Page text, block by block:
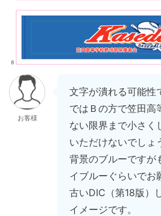
お客様
文字が潰れる可能性
ではＢの方で笠田高
ない限界まで小さく
いただけないでしょ
背景のブルーですが
イブルーぐらいでお
古いDIC（第18版）
イメージです。